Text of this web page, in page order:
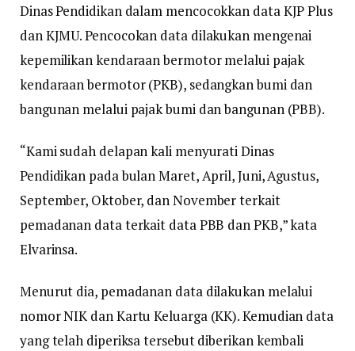
Dinas Pendidikan dalam mencocokkan data KJP Plus
dan KJMU. Pencocokan data dilakukan mengenai
kepemilikan kendaraan bermotor melalui pajak
kendaraan bermotor (PKB), sedangkan bumi dan
bangunan melalui pajak bumi dan bangunan (PBB).
“Kami sudah delapan kali menyurati Dinas
Pendidikan pada bulan Maret, April, Juni, Agustus,
September, Oktober, dan November terkait
pemadanan data terkait data PBB dan PKB,” kata
Elvarinsa.
Menurut dia, pemadanan data dilakukan melalui
nomor NIK dan Kartu Keluarga (KK). Kemudian data
yang telah diperiksa tersebut diberikan kembali